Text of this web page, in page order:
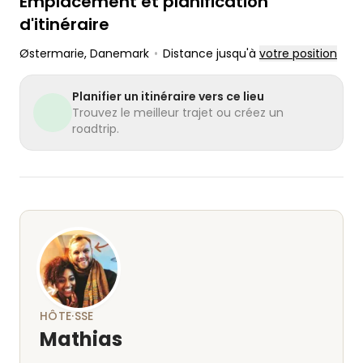
servi.
burger coûte 120 kr.
commander des hamburgers
végétariens.
Vous pouvez également acheter un
d'itinéraire
Østermarie, Danemark • Distance jusqu'à votre position
Planifier un itinéraire vers ce lieu
Trouvez le meilleur trajet ou créez un
roadtrip.
HÔTE·SSE
Mathias